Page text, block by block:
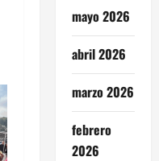
mayo 2026
abril 2026
marzo 2026
febrero
2026